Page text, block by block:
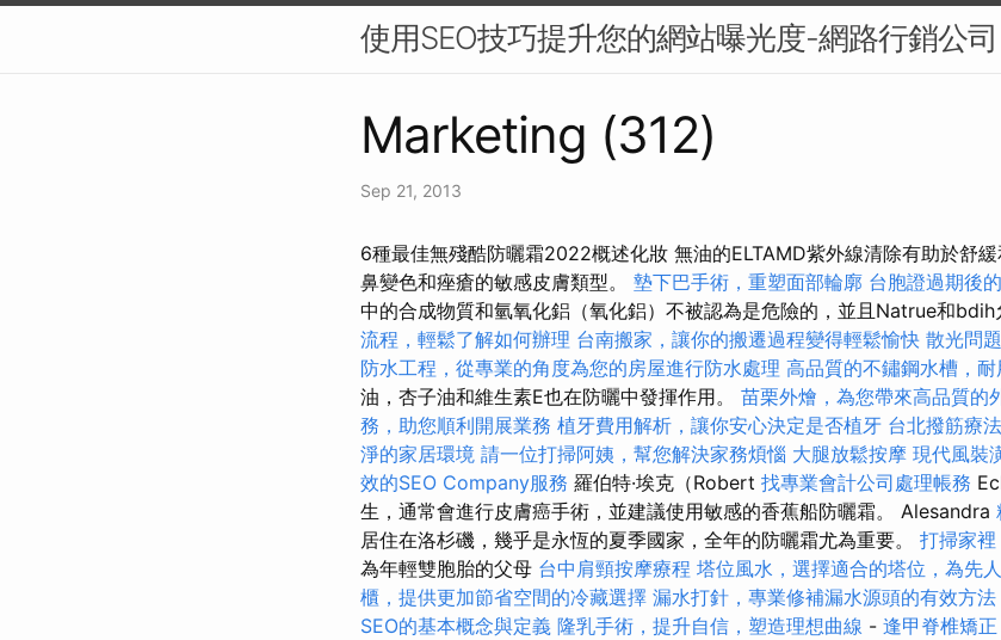
使用SEO技巧提升您的網站曝光度-網路行銷公司
Marketing (312)
Sep 21, 2013
6種最佳無殘酷防曬霜2022概述化妝 無油的ELTAMD紫外線清除有助於舒
鼻變色和痤瘡的敏感皮膚類型。 墊下巴手術，重塑面部輪廓 台胞證過期後
中的合成物質和氫氧化鋁（氧化鋁）不被認為是危險的，並且Natrue和bdih
流程，輕鬆了解如何辦理 台南搬家，讓你的搬遷過程變得輕鬆愉快 散光問
防水工程，從專業的角度為您的房屋進行防水處理 高品質的不鏽鋼水槽，
油，杏子油和維生素E也在防曬中發揮作用。 苗栗外燴，為您帶來高品質的
務，助您順利開展業務 植牙費用解析，讓你安心決定是否植牙 台北撥筋療法
淨的家居環境 請一位打掃阿姨，幫您解決家務煩惱 大腿放鬆按摩 現代風裝
效的SEO Company服務 羅伯特·埃克（Robert 找專業會計公司處理帳務
生，通常會進行皮膚癌手術，並建議使用敏感的香蕉船防曬霜。 Alesandra
居住在洛杉磯，幾乎是永恆的夏季國家，全年的防曬霜尤為重要。 打掃家
為年輕雙胞胎的父母 台中肩頸按摩療程 塔位風水，選擇適合的塔位，為先
櫃，提供更加節省空間的冷藏選擇 漏水打針，專業修補漏水源頭的有效方法
SEO的基本概念與定義 隆乳手術，提升自信，塑造理想曲線 - 逢甲脊椎矯正